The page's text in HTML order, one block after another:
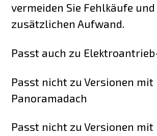
vermeiden Sie Fehlkäufe und
zusätzlichen Aufwand.
Passt auch zu
Passt nicht zu Versionen mit
Panoramadach
Passt nicht zu Versionen mit